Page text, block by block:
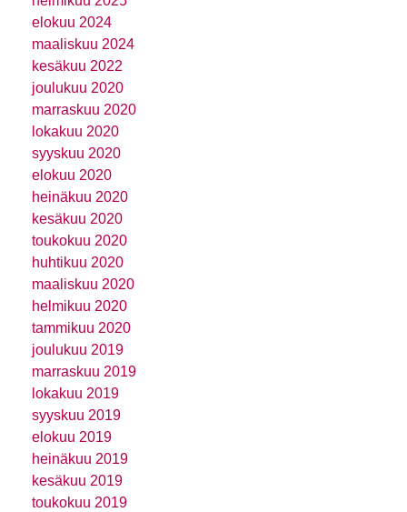
elokuu 2024
maaliskuu 2024
kesäkuu 2022
joulukuu 2020
marraskuu 2020
lokakuu 2020
syyskuu 2020
elokuu 2020
heinäkuu 2020
kesäkuu 2020
toukokuu 2020
huhtikuu 2020
maaliskuu 2020
helmikuu 2020
tammikuu 2020
joulukuu 2019
marraskuu 2019
lokakuu 2019
syyskuu 2019
elokuu 2019
heinäkuu 2019
kesäkuu 2019
toukokuu 2019